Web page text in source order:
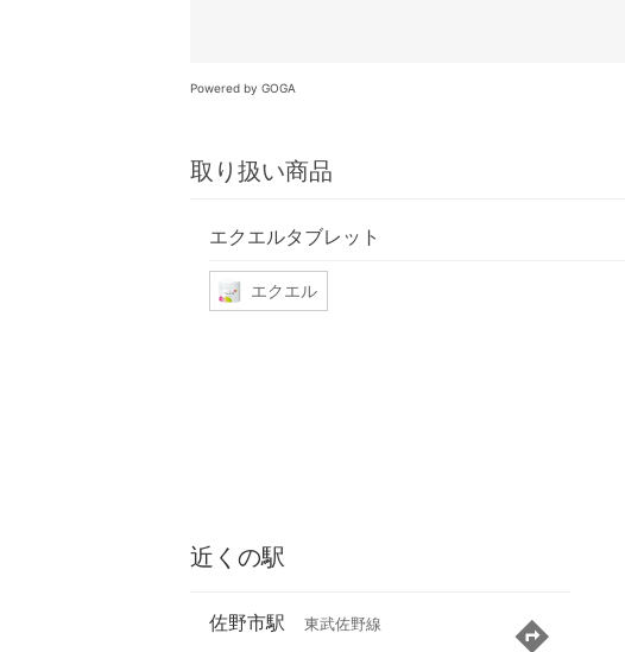
Powered by GOGA
取り扱い商品
エクエルタブレット
エクエル
近くの駅
佐野市駅 東武佐野線